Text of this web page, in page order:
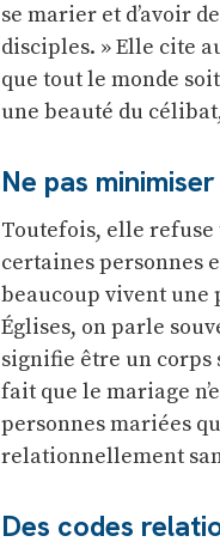
se marier et d’avoir
disciples. » Elle cite
que tout le monde
une beauté du
Ne pas
Toutefois, elle
certaines personnes
beaucoup vivent une
Églises, on parle
signifie être un corps
fait que le mariage
personnes mariées
relationnellement
Des codes